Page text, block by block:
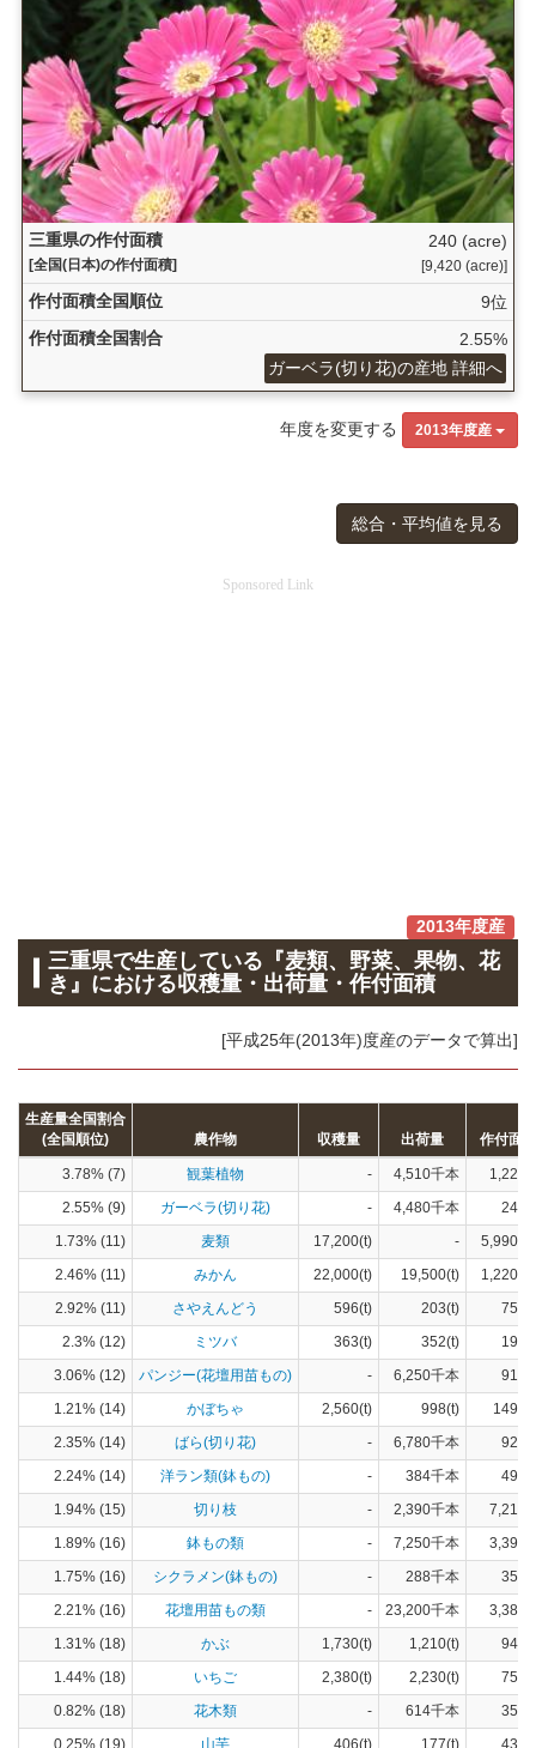
三重県の作付面積
[全国(日本)の作付面積]
240 (acre)
[9,420 (acre)]
作付面積全国順位
9位
作付面積全国割合
2.55%
ガーベラ(切り花)の産地 詳細へ
年度を変更する 2013年度産
総合・平均値を見る
Sponsored Link
2013年度産
三重県で生産している『麦類、野菜、果物、花
き』における収穫量・出荷量・作付面積
[平成25年(2013年)度産のデータで算出]
生産量全国割合
(全国順位)
農作物 収穫量 出荷量 作付面積
3.78% (7) 観葉植物 - 4,510千本
2.55% (9)
ガーベラ(切り花) - 4,480千本
1.73% (11)
麦類 17,200(t) -
2.46% (11)
みかん 22,000(t) 19,500(t)
2.92% (11)
さやえんどう 596(t) 203(t)
2.3% (12)
ミツバ 363(t) 352(t)
3.06% (12)
パンジー(花壇用苗もの) - 6,250千本
1.21% (14)
かぼちゃ 2,560(t) 998(t)
2.35% (14)
ばら(切り花) - 6,780千本
2.24% (14)
洋ラン類(鉢もの) - 384千本
1.94% (15)
切り枝 - 2,390千本
1.89% (16)
鉢もの類 - 7,250千本
1.75% (16)
シクラメン(鉢もの) - 288千本
2.21% (16)
花壇用苗もの類 - 23,200千本
1.31% (18)
かぶ 1,730(t) 1,210(t)
1.44% (18)
いちご 2,380(t) 2,230(t)
0.82% (18)
花木類 - 614千本